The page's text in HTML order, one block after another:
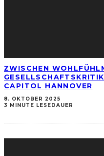
ZWISCHEN
CAPITOL HANNOVER
8. OKTOBER 2025
3 MINUTE LESEDAUER